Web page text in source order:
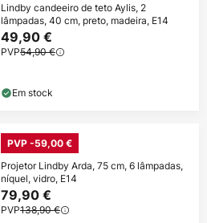
Lindby candeeiro de teto Aylis, 2
lâmpadas, 40 cm, preto, madeira, E14
49,90 €
PVP54,90 €
Em stock
PVP -59,00 €
Projetor Lindby Arda, 75 cm, 6 lâmpadas,
níquel, vidro, E14
79,90 €
PVP138,90 €